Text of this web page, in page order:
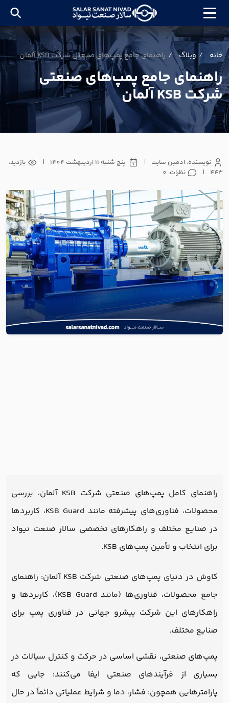
خانه وبلاگ راهنمای جامع پمپ‌های صنعتی شرکت KSB آلمان
راهنمای جامع پمپ‌های صنعتی
شرکت KSB آلمان
نویسنده: ادمین سایت | پنج شنبه 11 اردیبهشت 1404 |
بازدید:
443
| نظرات: 0
راهنمای کامل پمپ‌های صنعتی شرکت KSB آلمان، بررسی
محصولات، فناوری‌های پیشرفته مانند KSB Guard، کاربردها
در صنایع مختلف و راهکارهای تخصصی سالار صنعت نیواد
برای انتخاب و تأمین پمپ‌های KSB.
کاوش در دنیای پمپ‌های صنعتی شرکت KSB آلمان: راهنمای
جامع محصولات، فناوری‌ها (مانند KSB Guard)، کاربردها و
راهکارهای این شرکت پیشرو جهانی در فناوری پمپ برای
صنایع مختلف.
پمپ‌های صنعتی، نقشی اساسی در حرکت و کنترل سیالات در
بسیاری از فرآیندهای صنعتی ایفا می‌کنند؛ جایی که
پارامترهایی همچون: فشار، دما و شرایط عملیاتی دائماً در حال